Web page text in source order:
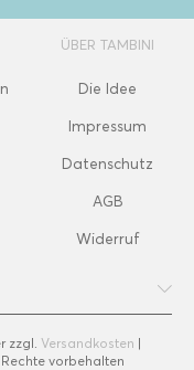
ÜBER TAMBINI
Die Idee
Impressum
Datenschutz
AGB
Widerruf
zzgl. Versandkosten |
vorbehalten